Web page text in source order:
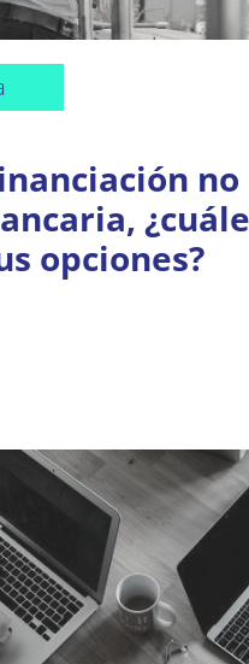
no
opciones?